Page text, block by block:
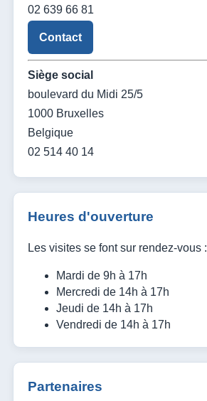
02 639 66 81
Contact
Siège social
boulevard du Midi 25/5
1000 Bruxelles
Belgique
02 514 40 14
Heures d'ouverture
Les visites se font sur rendez-vous :
Mardi de 9h à 17h
Mercredi de 14h à 17h
Jeudi de 14h à 17h
Vendredi de 14h à 17h
Partenaires